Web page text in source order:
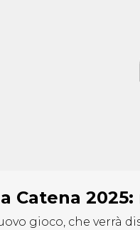
Catena
gioco, che verrà